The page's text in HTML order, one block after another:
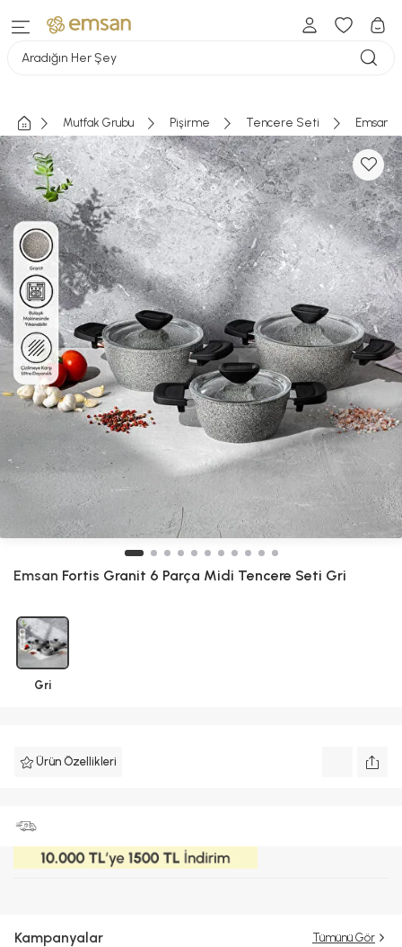
Aradığın Her Şey
Mutfak Grubu Pişirme Tencere Seti Emsan
Emsan Fortis Granit 6 Parça Midi Tencere Seti Gri
Gri
Ürün Özellikleri
Kampanyalar Tümünü Gör